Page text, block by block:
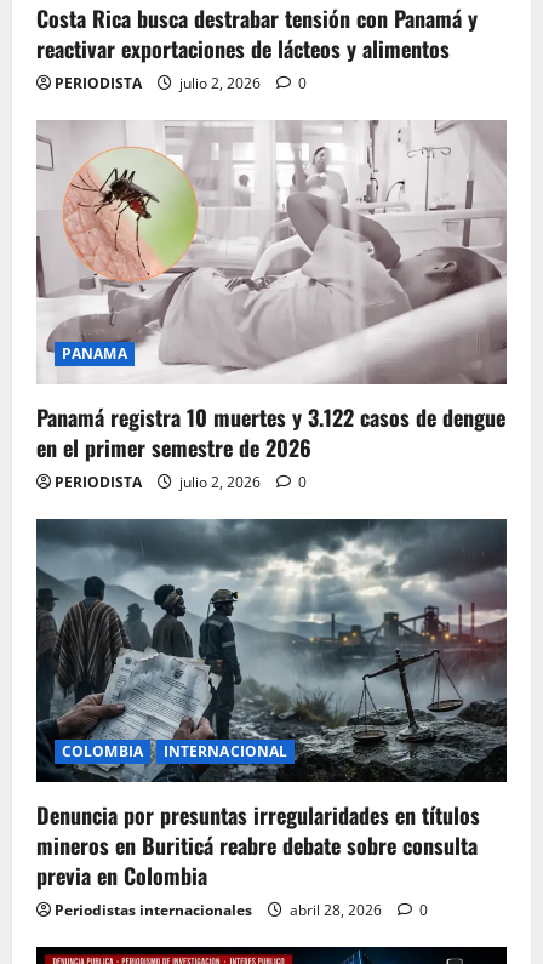
Costa Rica busca destrabar tensión con Panamá y
reactivar exportaciones de lácteos y alimentos
PERIODISTA julio 2, 2026 0
PANAMA
Panamá registra 10 muertes y 3.122 casos de dengue
en el primer semestre de 2026
PERIODISTA julio 2, 2026 0
COLOMBIA INTERNACIONAL
Denuncia por presuntas irregularidades en títulos
mineros en Buriticá reabre debate sobre consulta
previa en Colombia
Periodistas internacionales abril 28, 2026 0